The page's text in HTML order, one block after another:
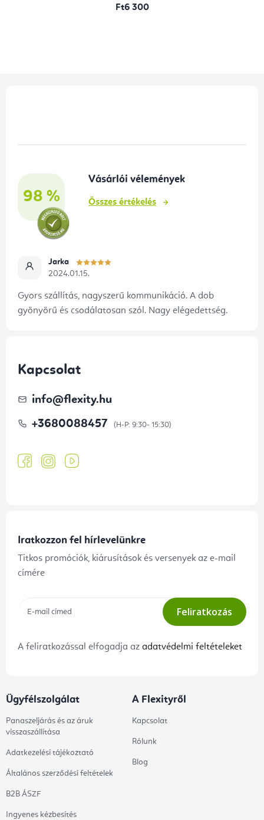
Ft6 300
98 %
Vásárlói vélemények
Összes értékelés
Jarka
2024.01.15.
Gyors szállítás, nagyszerű kommunikáció. A dob
gyönyörű és csodálatosan szól. Nagy elégedettség.
Kapcsolat
info@flexity.hu
+3680088457
Iratkozzon fel hírlevelünkre
Titkos promóciók, kiárusítások és versenyek az e-mail
címére
Feliratkozás
A feliratkozással elfogadja az adatvédelmi feltételeket
Ügyfélszolgálat
Panaszeljárás és az áruk
visszaszállítása
Adatkezelési tájékoztató
Általános szerződési feltételek
B2B ÁSZF
Ingyenes kézbesítés
A Flexityről
Kapcsolat
Rólunk
Blog